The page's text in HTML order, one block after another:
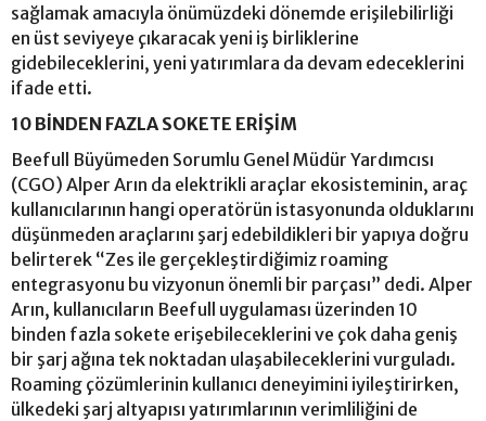
sağlamak amacıyla önümüzdeki dönemde erişilebilirliği
en üst seviyeye çıkaracak yeni iş birliklerine
gidebileceklerini, yeni yatırımlara da devam edeceklerini
ifade etti.
10 BİNDEN FAZLA SOKETE ERİŞİM
Beefull Büyümeden Sorumlu Genel Müdür Yardımcısı
(CGO) Alper Arın da elektrikli araçlar ekosisteminin, araç
kullanıcılarının hangi operatörün istasyonunda olduklarını
düşünmeden araçlarını şarj edebildikleri bir yapıya doğru
belirterek “Zes ile gerçekleştirdiğimiz roaming
entegrasyonu bu vizyonun önemli bir parçası” dedi. Alper
Arın, kullanıcıların Beefull uygulaması üzerinden 10
binden fazla sokete erişebileceklerini ve çok daha geniş
bir şarj ağına tek noktadan ulaşabileceklerini vurguladı.
Roaming çözümlerinin kullanıcı deneyimini iyileştirirken,
ülkedeki şarj altyapısı yatırımlarının verimliliğini de